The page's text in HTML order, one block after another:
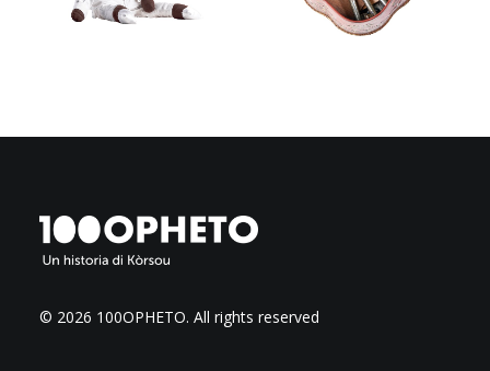
© 2026 100OPHETO. All rights reserved